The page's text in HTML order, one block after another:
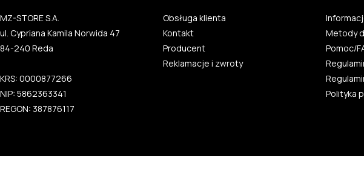
MZ-STORE S.A.
ul. Cypriana Kamila Norwida 47
84-240 Reda
KRS: 0000877266
NIP: 5862363341
REGON: 387876117
Obsługa klienta
Kontakt
Producent
Reklamacje i zwroty
Metody
Pomoc/
Polityka